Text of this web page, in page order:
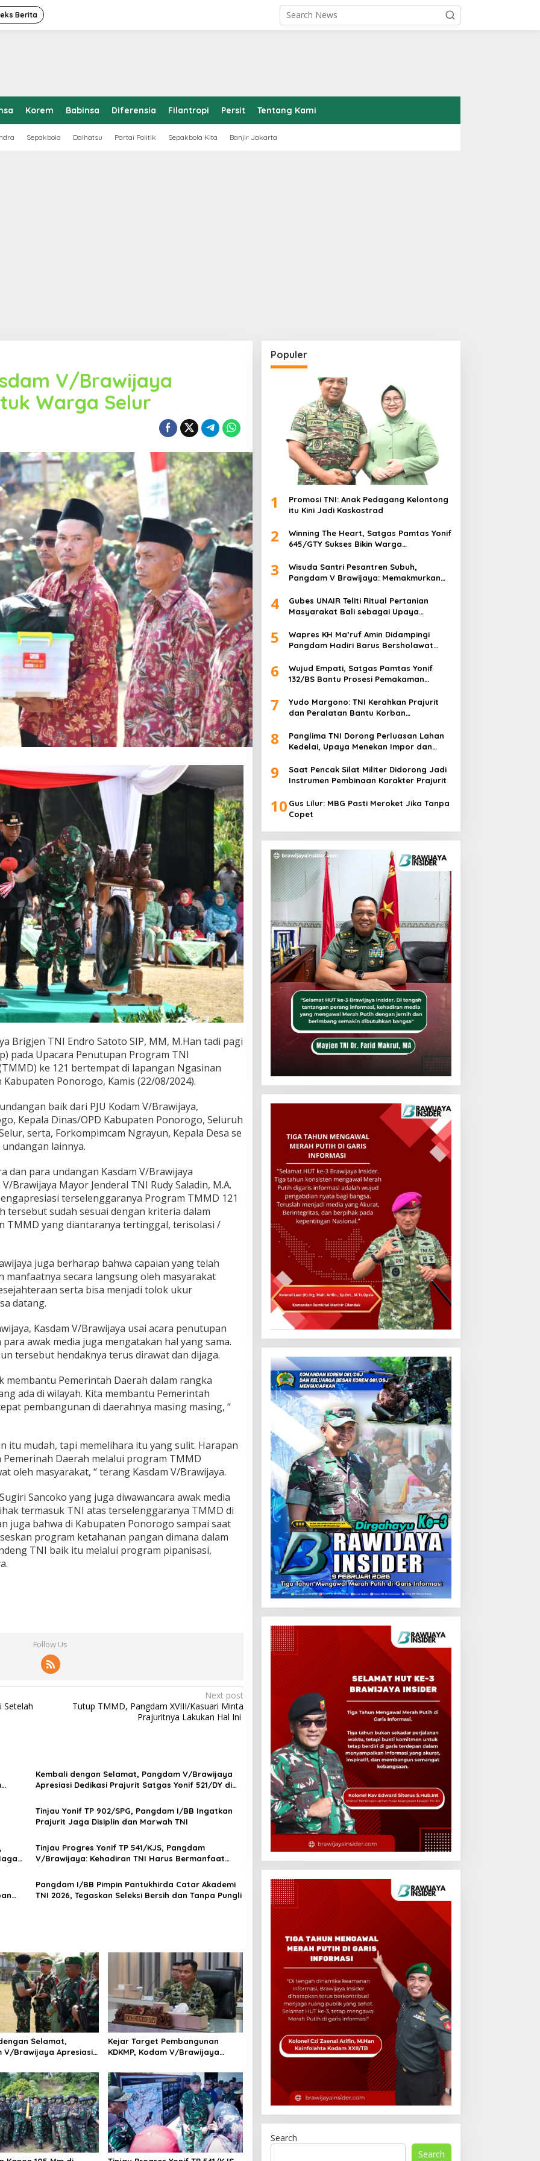
Berita
Korem Babinsa Diferensia Filantropi Persit Tentang Kami
Sepakbola Daihatsu Partai Politik Sepakbola Kita Banjir Jakarta
V/Brawijaya
Warga Selur
Brigjen TNI Endro Satoto SIP, MM, M.Han tadi pagi
pada Upacara Penutupan Program TNI
ke 121 bertempat di lapangan Ngasinan
Ponorogo, Kamis (22/08/2024).
baik dari PJU Kodam V/Brawijaya,
Kepala Dinas/OPD Kabupaten Ponorogo, Seluruh
serta, Forkompimcam Ngrayun, Kepala Desa se
lainnya.
dan para undangan Kasdam V/Brawijaya
Brawijaya Mayor Jenderal TNI Rudy Saladin, M.A.
terselenggaranya Program TMMD 121
tersebut sudah sesuai dengan kriteria dalam
TMMD yang diantaranya tertinggal, terisolasi /
juga berharap bahwa capaian yang telah
manfaatnya secara langsung oleh masyarakat
serta bisa menjadi tolok ukur
datang.
Kasdam V/Brawijaya usai acara penutupan
awak media juga mengatakan hal yang sama.
tersebut hendaknya terus dirawat dan dijaga.
membantu Pemerintah Daerah dalam rangka
ada di wilayah. Kita membantu Pemerintah
pembangunan di daerahnya masing masing, “
itu mudah, tapi memelihara itu yang sulit. Harapan
Daerah melalui program TMMD
oleh masyarakat, “ terang Kasdam V/Brawijaya.
Sancoko yang juga diwawancara awak media
termasuk TNI atas terselenggaranya TMMD di
juga bahwa di Kabupaten Ponorogo sampai saat
program ketahanan pangan dimana dalam
TNI baik itu melalui program pipanisasi,
Follow Us
Setelah
Next post
Tutup TMMD, Pangdam XVIII/Kasuari Minta
Prajuritnya Lakukan Hal Ini
Kembali dengan Selamat, Pangdam V/Brawijaya
Apresiasi Dedikasi Prajurit Satgas Yonif 521/DY di
Tinjau Yonif TP 902/SPG, Pangdam I/BB Ingatkan
Prajurit Jaga Disiplin dan Marwah TNI
Tinjau Progres Yonif TP 541/KJS, Pangdam
V/Brawijaya: Kehadiran TNI Harus Bermanfaat
Pangdam I/BB Pimpin Pantukhirda Catar Akademi
TNI 2026, Tegaskan Seleksi Bersih dan Tanpa Pungli
Selamat,
V/Brawijaya Apresiasi
Perbatasan RI-PNG
Kejar Target Pembangunan
KDKMP, Kodam V/Brawijaya
Populer
1
Promosi TNI: Anak Pedagang Kelontong
itu Kini Jadi Kaskostrad
2
Winning The Heart, Satgas Pamtas Yonif
645/GTY Sukses Bikin Warga
3
Wisuda Santri Pesantren Subuh,
Pangdam V Brawijaya: Memakmurkan
4
Gubes UNAIR Teliti Ritual Pertanian
Masyarakat Bali sebagai Upaya
5
Wapres KH Ma’ruf Amin Didampingi
Pangdam Hadiri Barus Bersholawat
6
Wujud Empati, Satgas Pamtas Yonif
132/BS Bantu Prosesi Pemakaman
7
Yudo Margono: TNI Kerahkan Prajurit
dan Peralatan Bantu Korban
8
Panglima TNI Dorong Perluasan Lahan
Kedelai, Upaya Menekan Impor dan
9
Saat Pencak Silat Militer Didorong Jadi
Instrumen Pembinaan Karakter Prajurit
10 Gus Lilur: MBG Pasti Meroket Jika Tanpa
Copet
Search
Search